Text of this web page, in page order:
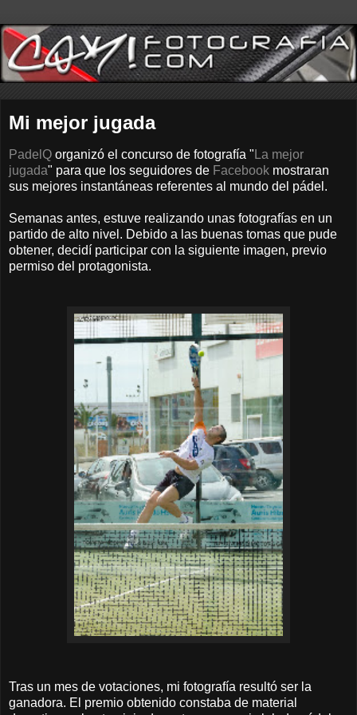
Mi mejor jugada
PadelQ organizó el concurso de fotografía " La mejor
jugada" para que los seguidores de Facebook mostraran
sus mejores instantáneas referentes al mundo del pádel.
Semanas antes, estuve realizando unas fotografías en un
partido de alto nivel. Debido a las buenas tomas que pude
obtener, decidí participar con la siguiente imagen, previo
permiso del protagonista.
Tras un mes de votaciones, mi fotografía resultó ser la
ganadora. El premio obtenido constaba de material